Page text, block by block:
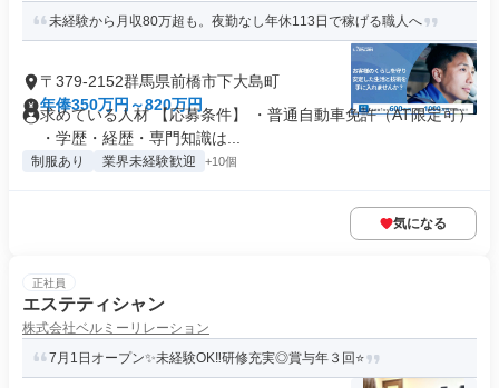
未経験から月収80万超も。夜勤なし年休113日で稼げる職人へ
〒379-2152群馬県前橋市下大島町
年俸350万円～820万円
求めている人材 【応募条件】 ・普通自動車免許（AT限定可）
・学歴・経歴・専門知識は...
制服あり 業界未経験歓迎 +10個
気になる
正社員
エステティシャン
株式会社ベルミーリレーション
7月1日オープン✨未経験OK‼研修充実◎賞与年３回⭐